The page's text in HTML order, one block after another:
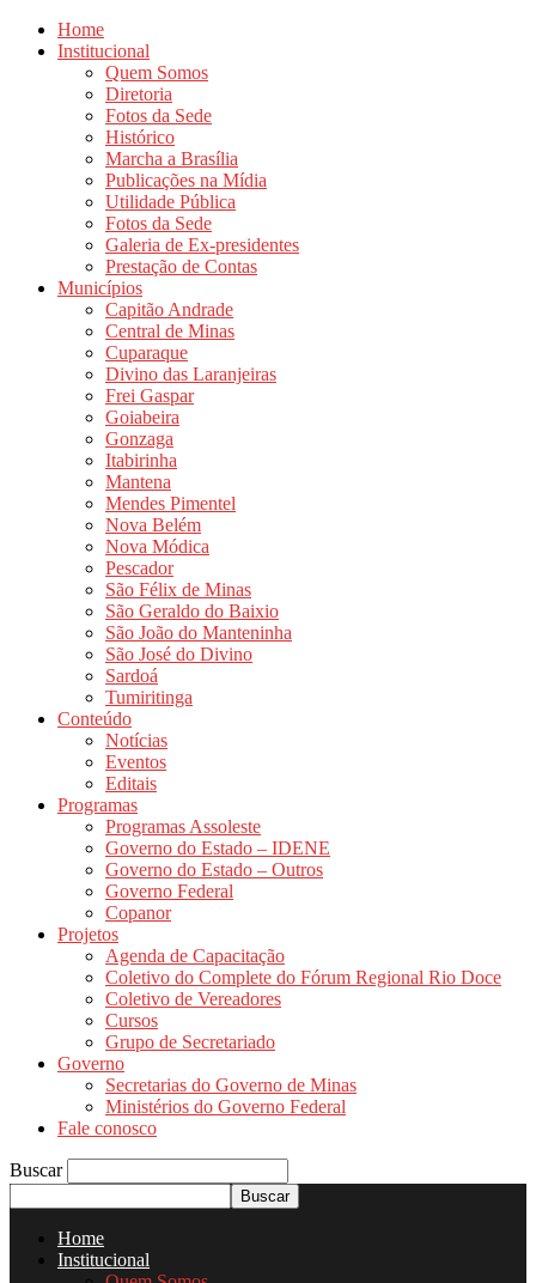
Home
Institucional
Quem Somos
Diretoria
Fotos da Sede
Histórico
Marcha a Brasília
Publicações na Mídia
Utilidade Pública
Fotos da Sede
Galeria de Ex-presidentes
Prestação de Contas
Municípios
Capitão Andrade
Central de Minas
Cuparaque
Divino das Laranjeiras
Frei Gaspar
Goiabeira
Gonzaga
Itabirinha
Mantena
Mendes Pimentel
Nova Belém
Nova Módica
Pescador
São Félix de Minas
São Geraldo do Baixio
São João do Manteninha
São José do Divino
Sardoá
Tumiritinga
Conteúdo
Notícias
Eventos
Editais
Programas
Programas Assoleste
Governo do Estado – IDENE
Governo do Estado – Outros
Governo Federal
Copanor
Projetos
Agenda de Capacitação
Coletivo do Complete do Fórum Regional Rio Doce
Coletivo de Vereadores
Cursos
Grupo de Secretariado
Governo
Secretarias do Governo de Minas
Ministérios do Governo Federal
Fale conosco
Buscar
Home
Institucional